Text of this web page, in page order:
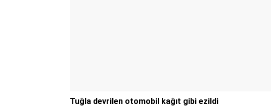
Tuğla devrilen otomobil kağıt gibi ezildi